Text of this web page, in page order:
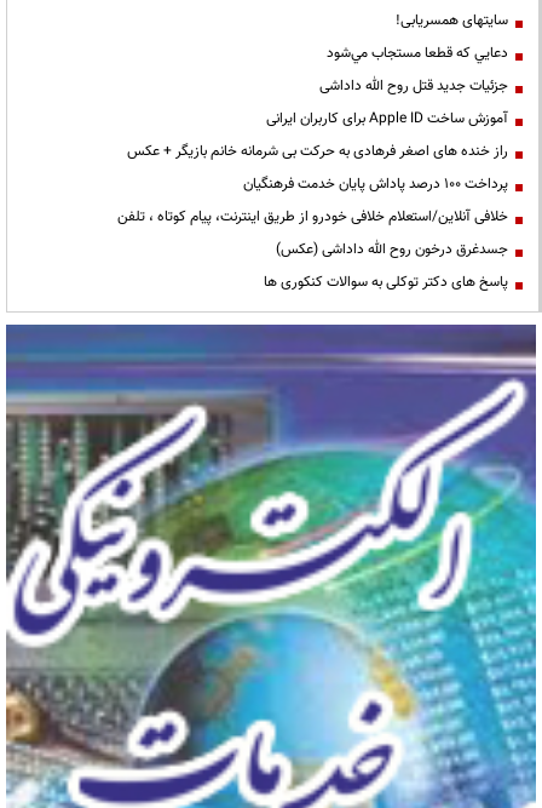
سایتهای همسریابی!
دعايي كه قطعا مستجاب مي‌شود
جزئیات جدید قتل روح الله داداشی
آموزش ساخت Apple ID برای کاربران ایرانی
راز خنده های اصغر فرهادی به حرکت بی شرمانه خانم بازیگر + عکس
پرداخت ۱۰۰ درصد پاداش پایان خدمت فرهنگیان
خلافی آنلاین/استعلام خلافی خودرو از طریق اینترنت، پیام کوتاه ، تلفن
جسدغرق درخون روح الله داداشی (عکس)
پاسخ های دکتر توکلی به سوالات کنکوری ها